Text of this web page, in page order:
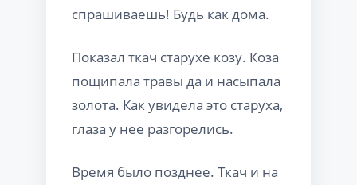
спрашиваешь! Будь как дома.
Показал ткач старухе козу. Коза
пощипала травы да и насыпала
золота. Как увидела это старуха,
глаза у нее разгорелись.
Время было позднее. Ткач и на